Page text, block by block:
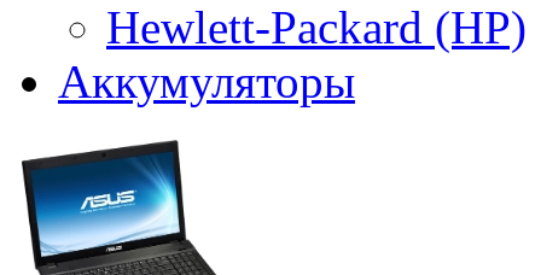
Hewlett-Packard (HP)
Аккумуляторы